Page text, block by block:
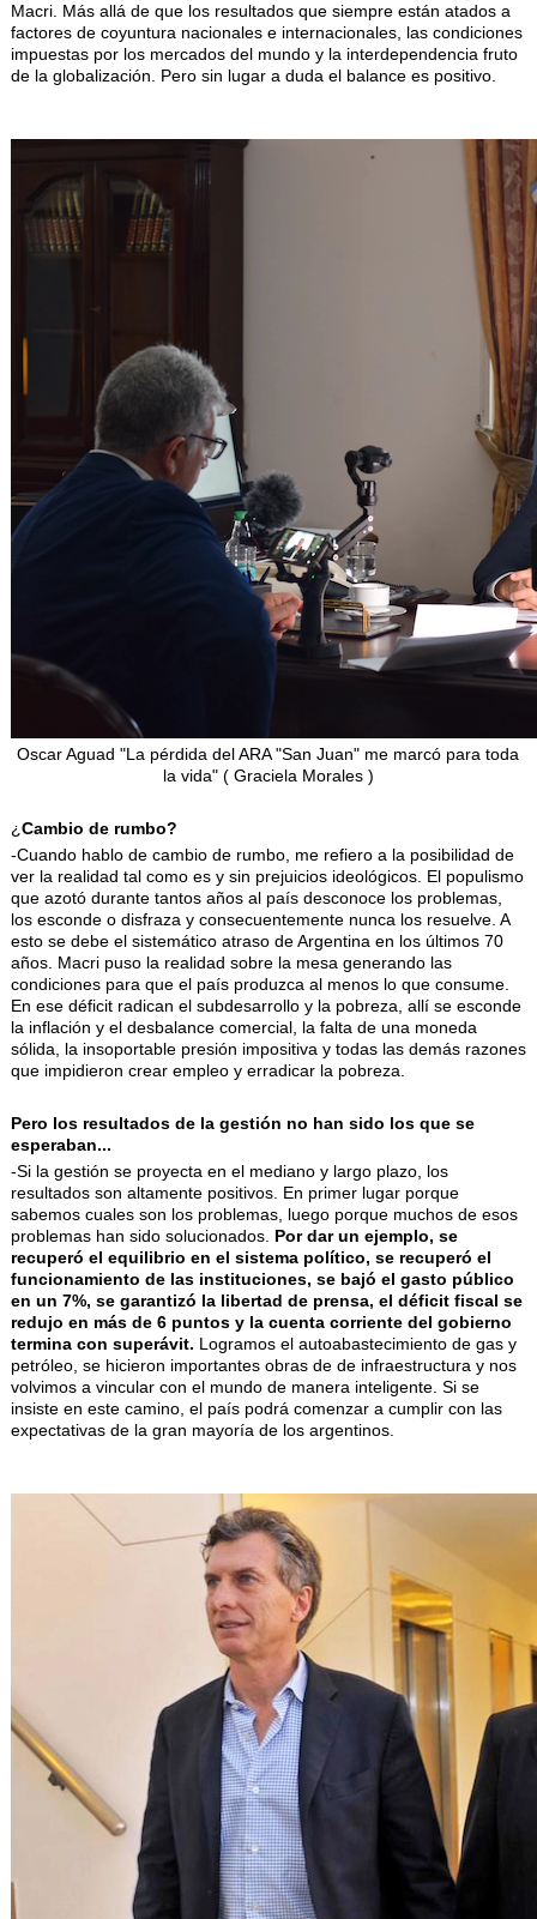
LIBRO DE VISITAS
Macri. Más allá de que los resultados que siempre están atados a
factores de coyuntura nacionales e internacionales, las condiciones
impuestas por los mercados del mundo y la interdependencia fruto
de la globalización. Pero sin lugar a duda el balance es positivo.
Oscar Aguad "La pérdida del ARA "San Juan" me marcó para toda
la vida" ( Graciela Morales )
¿Cambio de rumbo?
-Cuando hablo de cambio de rumbo, me refiero a la posibilidad de
ver la realidad tal como es y sin prejuicios ideológicos. El populismo
que azotó durante tantos años al país desconoce los problemas,
los esconde o disfraza y consecuentemente nunca los resuelve. A
esto se debe el sistemático atraso de Argentina en los últimos 70
años. Macri puso la realidad sobre la mesa generando las
condiciones para que el país produzca al menos lo que consume.
En ese déficit radican el subdesarrollo y la pobreza, allí se esconde
la inflación y el desbalance comercial, la falta de una moneda
sólida, la insoportable presión impositiva y todas las demás razones
que impidieron crear empleo y erradicar la pobreza.
Pero los resultados de la gestión no han sido los que se
esperaban...
-Si la gestión se proyecta en el mediano y largo plazo, los
resultados son altamente positivos. En primer lugar porque
sabemos cuales son los problemas, luego porque muchos de esos
problemas han sido solucionados. Por dar un ejemplo, se
recuperó el equilibrio en el sistema político, se recuperó el
funcionamiento de las instituciones, se bajó el gasto público
en un 7%, se garantizó la libertad de prensa, el déficit fiscal se
redujo en más de 6 puntos y la cuenta corriente del gobierno
termina con superávit. Logramos el autoabastecimiento de gas y
petróleo, se hicieron importantes obras de de infraestructura y nos
volvimos a vincular con el mundo de manera inteligente. Si se
insiste en este camino, el país podrá comenzar a cumplir con las
expectativas de la gran mayoría de los argentinos.